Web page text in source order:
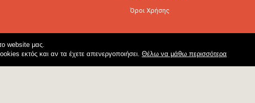
website μας.
εκτός και αν τα έχετε απενεργοποιήσει. Θέλω να μάθω περισσότερα
Όροι Χρήσης